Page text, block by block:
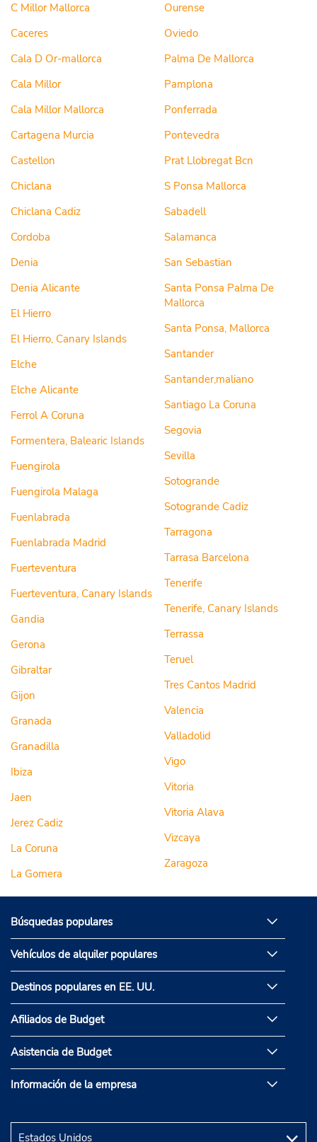
C Millor Mallorca
Caceres
Cala D Or-mallorca
Cala Millor
Cala Millor Mallorca
Cartagena Murcia
Castellon
Chiclana
Chiclana Cadiz
Cordoba
Denia
Denia Alicante
El Hierro
El Hierro, Canary Islands
Elche
Elche Alicante
Ferrol A Coruna
Formentera, Balearic Islands
Fuengirola
Fuengirola Malaga
Fuenlabrada
Fuenlabrada Madrid
Fuerteventura
Fuerteventura, Canary Islands
Gandia
Gerona
Gibraltar
Gijon
Granada
Granadilla
Ibiza
Jaen
Jerez Cadiz
La Coruna
La Gomera
Ourense
Oviedo
Palma De Mallorca
Pamplona
Ponferrada
Pontevedra
Prat Llobregat Bcn
S Ponsa Mallorca
Sabadell
Salamanca
San Sebastian
Santa Ponsa Palma De
Mallorca
Santa Ponsa, Mallorca
Santander
Santander,maliano
Santiago La Coruna
Segovia
Sevilla
Sotogrande
Sotogrande Cadiz
Tarragona
Tarrasa Barcelona
Tenerife
Tenerife, Canary Islands
Terrassa
Teruel
Tres Cantos Madrid
Valencia
Valladolid
Vigo
Vitoria
Vitoria Alava
Vizcaya
Zaragoza
Búsquedas populares
Vehículos de alquiler populares
Destinos populares en EE. UU.
Afiliados de Budget
Asistencia de Budget
Información de la empresa